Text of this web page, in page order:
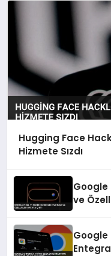
Hugging Face
Hizmete Sızdı
Google
ve
Google